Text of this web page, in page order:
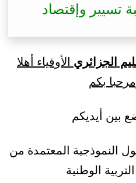
الجزائري الأوفياء أهلا
بكم
بين أيديكم
النموذجية المعتمدة من
الوطنية